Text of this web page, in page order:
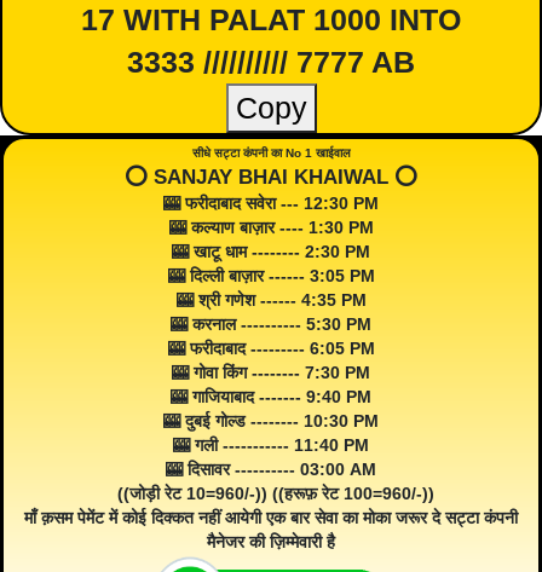
17 WITH PALAT 1000 INTO
3333 ////////// 7777 AB
Copy
सीधे सट्टा कंपनी का No 1 खाईवाल
⭕️ SANJAY BHAI KHAIWAL ⭕️
🎰 फरीदाबाद सवेरा --- 12:30 PM
🎰 कल्याण बाज़ार ---- 1:30 PM
🎰 खाटू धाम -------- 2:30 PM
🎰 दिल्ली बाज़ार ------ 3:05 PM
🎰 श्री गणेश ------ 4:35 PM
🎰 करनाल ---------- 5:30 PM
🎰 फरीदाबाद --------- 6:05 PM
🎰 गोवा किंग -------- 7:30 PM
🎰 गाजियाबाद ------- 9:40 PM
🎰 दुबई गोल्ड -------- 10:30 PM
🎰 गली ----------- 11:40 PM
🎰 दिसावर ---------- 03:00 AM
((जोड़ी रेट 10=960/-)) ((हरूफ़ रेट 100=960/-))
माँ क़सम पेमेंट में कोई दिक्कत नहीं आयेगी एक बार सेवा का मोका जरूर दे सट्टा कंपनी
मैनेजर की ज़िम्मेवारी है